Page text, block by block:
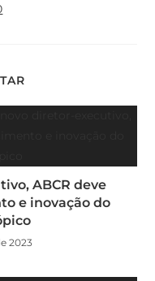
ABCR deve
e inovação do
2023